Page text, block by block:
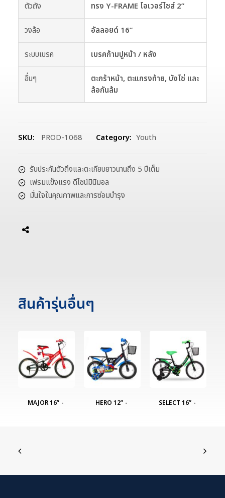
ตัวถัง ทรง Y-FRAME โอเวอร์ไซส์ 2”
วงล้อ อัลลอยด์ 16”
ระบบเบรค เบรคก้ามปูหน้า / หลัง
อื่นๆ
ตะกร้าหน้า, ตะแกรงท้าย, บังโซ่ และ
ล้อกันล้ม
SKU: PROD-1068 Category: Youth
รับประกันตัวถึงและตะเกียบยาวนานถึง 5 ปีเต็ม
เฟรมแข็งแรง ดีไซน์มินิมอล
มั่นใจในคุณภาพและการซ่อมบำรุง
สินค้ารุ่นอื่นๆ
MAJOR 16” HERO 12” SELECT 16”